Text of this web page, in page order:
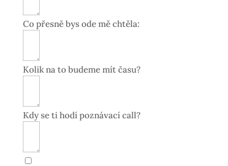
Co přesně bys ode mě chtěla:
Kolik na to budeme mít času?
Kdy se ti hodí poznávací call?